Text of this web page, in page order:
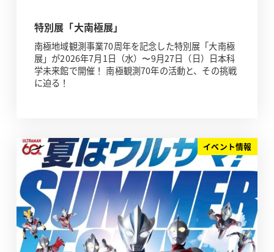
特別展「大南極展」
南極地域観測事業70周年を記念した特別展「大南極
展」が2026年7月1日（水）〜9月27日（日）日本科
学未来館で開催！ 南極観測70年の活動と、その挑戦
に迫る！
イベント情報